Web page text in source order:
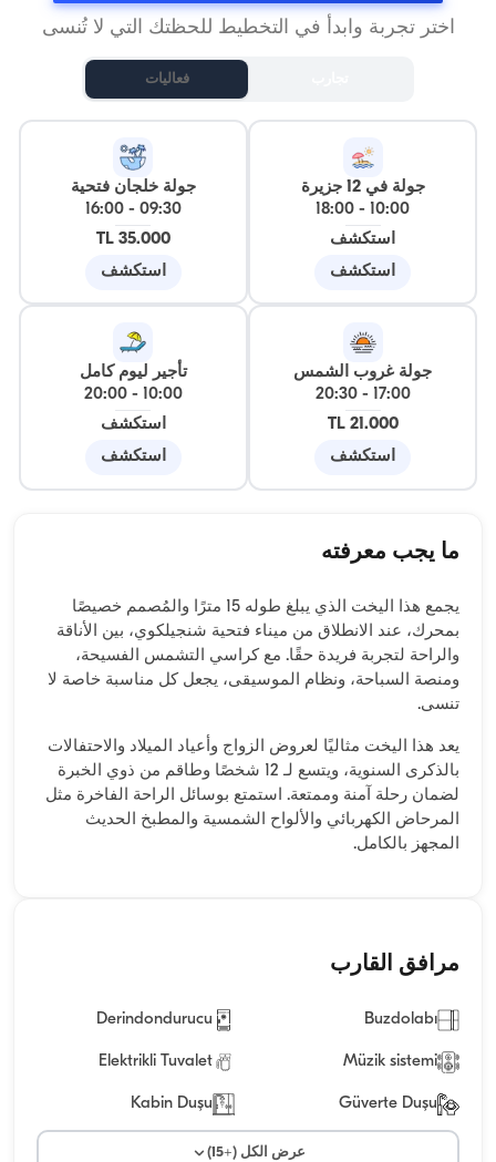
اختر تجربة وابدأ في التخطيط للحظتك التي لا تُنسى
فعاليات
جولة في 12 جزيرة
10:00
-
18:00
استكشف
استكشف
جولة خلجان فتحية
09:30
-
16:00
35.000 TL
استكشف
جولة غروب الشمس
17:00
-
20:30
21.000 TL
استكشف
تأجير ليوم كامل
10:00
-
20:00
استكشف
استكشف
ما يجب معرفته
يجمع هذا اليخت الذي يبلغ طوله 15 مترًا والمُصمم خصيصًا
بمحرك، عند الانطلاق من ميناء فتحية شنجيلكوي، بين الأناقة
والراحة لتجربة فريدة حقًا. مع كراسي التشمس الفسيحة،
ومنصة السباحة، ونظام الموسيقى، يجعل كل مناسبة خاصة لا
تنسى.
يعد هذا اليخت مثاليًا لعروض الزواج وأعياد الميلاد والاحتفالات
بالذكرى السنوية، ويتسع لـ 12 شخصًا وطاقم من ذوي الخبرة
لضمان رحلة آمنة وممتعة. استمتع بوسائل الراحة الفاخرة مثل
المرحاض الكهربائي والألواح الشمسية والمطبخ الحديث
المجهز بالكامل.
مرافق القارب
Buzdolabı
Derindondurucu
Müzik sistemi
Elektrikli Tuvalet
Güverte Duşu
Kabin Duşu
عرض الكل (+15)